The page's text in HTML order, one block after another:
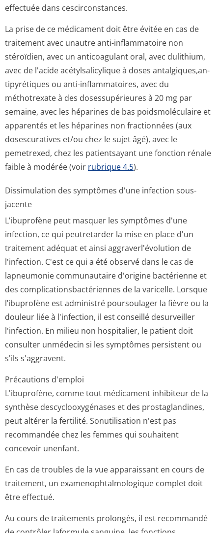
effectuée dans cescirconstances.
La prise de ce médicament doit être évitée en cas de
traitement avec unautre anti-inflammatoire non
stéroïdien, avec un anticoagulant oral, avec dulithium,
avec de l'acide acétylsalicylique à doses antalgiques,an­
tipyrétiques ou anti-inflammatoires, avec du
méthotrexate à des dosessupérieures à 20 mg par
semaine, avec les héparines de bas poidsmoléculaire et
apparentés et les héparines non fractionnées (aux
dosescuratives et/ou chez le sujet âgé), avec le
pemetrexed, chez les patientsayant une fonction rénale
faible à modérée (voir rubrique 4.5).
Dissimulation des symptômes d'une infection sous-
jacente
L’ibuprofène peut masquer les symptômes d'une
infection, ce qui peutretarder la mise en place d'un
traitement adéquat et ainsi aggraverl'évolution de
l'infection. C'est ce qui a été observé dans le cas de
lapneumonie communautaire d'origine bactérienne et
des complicationsbac­tériennes de la varicelle. Lorsque
l’ibuprofène est administré poursoulager la fièvre ou la
douleur liée à l'infection, il est conseillé desurveiller
l'infection. En milieu non hospitalier, le patient doit
consulter unmédecin si les symptômes persistent ou
s'ils s'aggravent.
Précautions d'emploi
L'ibuprofène, comme tout médicament inhibiteur de la
synthèse descyclooxygénases et des prostaglandines,
peut altérer la fertilité. Sonutilisation n'est pas
recommandée chez les femmes qui souhaitent
concevoir unenfant.
En cas de troubles de la vue apparaissant en cours de
traitement, un examenophtalmo­logique complet doit
être effectué.
Au cours de traitements prolongés, il est recommandé